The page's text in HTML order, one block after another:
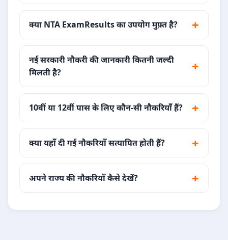
क्या NTA ExamResults का उपयोग मुफ़्त है?
नई सरकारी नौकरी की जानकारी कितनी जल्दी
मिलती है?
10वीं या 12वीं पास के लिए कौन-सी नौकरियाँ हैं?
क्या यहाँ दी गई नौकरियाँ सत्यापित होती हैं?
अपने राज्य की नौकरियाँ कैसे देखें?